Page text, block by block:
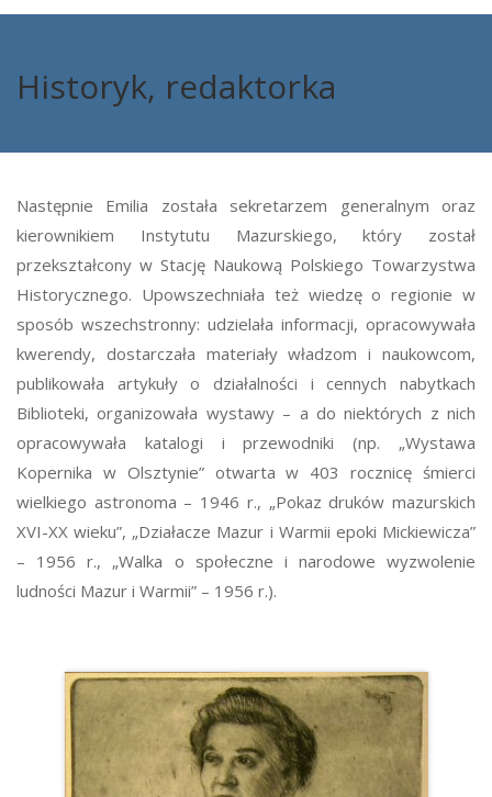
Historyk, redaktorka
Następnie Emilia została sekretarzem generalnym oraz
kierownikiem Instytutu Mazurskiego, który został
przekształcony w Stację Naukową Polskiego Towarzystwa
Historycznego. Upowszechniała też wiedzę o regionie w
sposób wszechstronny: udzielała informacji, opracowywała
kwerendy, dostarczała materiały władzom i naukowcom,
publikowała artykuły o działalności i cennych nabytkach
Biblioteki, organizowała wystawy – a do niektórych z nich
opracowywała katalogi i przewodniki (np. „Wystawa
Kopernika w Olsztynie” otwarta w 403 rocznicę śmierci
wielkiego astronoma – 1946 r., „Pokaz druków mazurskich
XVI-XX wieku”, „Działacze Mazur i Warmii epoki Mickiewicza”
– 1956 r., „Walka o społeczne i narodowe wyzwolenie
ludności Mazur i Warmii” – 1956 r.).